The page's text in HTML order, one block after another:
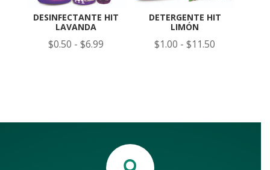
DESINFECTANTE HIT
LAVANDA
$0.50 - $6.99
hasta
DETERGENTE HIT
LIMÓN
$1.00 - $11.50
hasta